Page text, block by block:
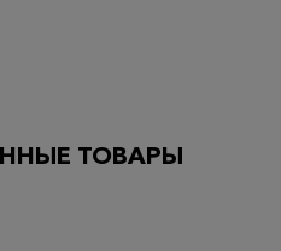
ТОВАРЫ